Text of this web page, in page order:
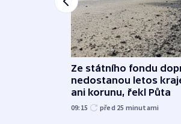
Ze státního fondu
nedostanou letos
ani korunu, řekl Půta
09:15 před 25 minutami